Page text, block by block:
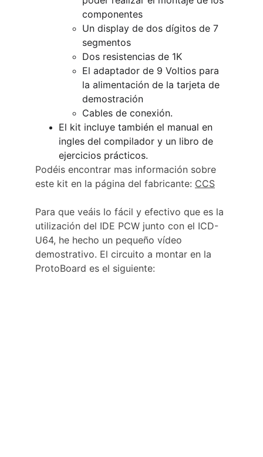
componentes
Un display de dos dígitos de 7
segmentos
Dos resistencias de 1K
El adaptador de 9 Voltios para
la alimentación de la tarjeta de
demostración
Cables de conexión.
El kit incluye también el manual en
ingles del compilador y un libro de
ejercicios prácticos.
Podéis encontrar mas información sobre
este kit en la página del fabricante: CCS
Para que veáis lo fácil y efectivo que es la
utilización del IDE PCW junto con el ICD-
U64, he hecho un pequeño vídeo
demostrativo. El circuito a montar en la
ProtoBoard es el siguiente: